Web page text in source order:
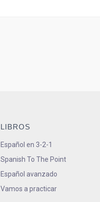
LIBROS
Español en 3-2-1
Spanish To The Point
Español avanzado
Vamos a practicar